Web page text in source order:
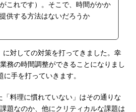
これです）。そこで、時間がかか
供する方法はないだろうか
対しての対策を打ってきました。幸
務の時間調整ができることになりまし
手を打っていきます。
料理に慣れていない」はその通りな
題なのか、他にクリティカルな課題は